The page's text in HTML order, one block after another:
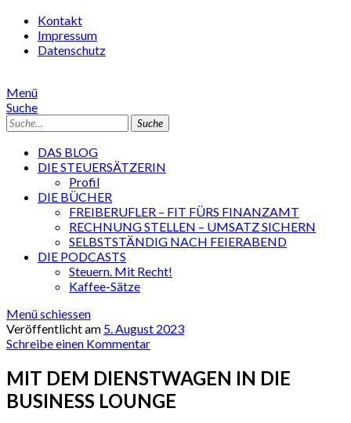
Kontakt
Impressum
Datenschutz
Menü
Suche
Suche
DAS BLOG
DIE STEUERSÄTZERIN
Profil
DIE BÜCHER
FREIBERUFLER – FIT FÜRS FINANZAMT
RECHNUNG STELLEN – UMSATZ SICHERN
SELBSTSTÄNDIG NACH FEIERABEND
DIE PODCASTS
Steuern. Mit Recht!
Kaffee-Sätze
Menü schiessen
Veröffentlicht am 5. August 2023
Schreibe einen Kommentar
MIT DEM DIENSTWAGEN IN DIE
BUSINESS LOUNGE